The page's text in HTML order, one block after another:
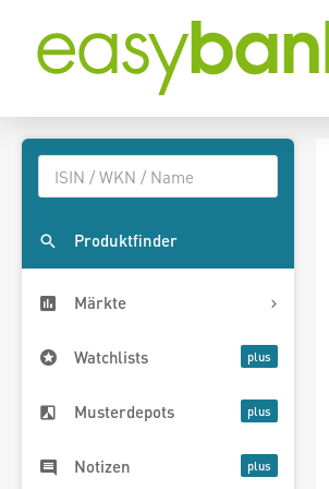
Produktfinder
Märkte
Watchlists
Musterdepots
Notizen